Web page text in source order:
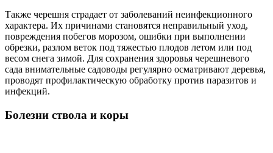
Также черешня страдает от заболеваний неинфекционного
характера. Их причинами становятся неправильный уход,
повреждения побегов морозом, ошибки при выполнении
обрезки, разлом веток под тяжестью плодов летом или под
весом снега зимой. Для сохранения здоровья черешневого
сада внимательные садоводы регулярно осматривают деревья,
проводят профилактическую обработку против паразитов и
инфекций.
Болезни ствола и коры